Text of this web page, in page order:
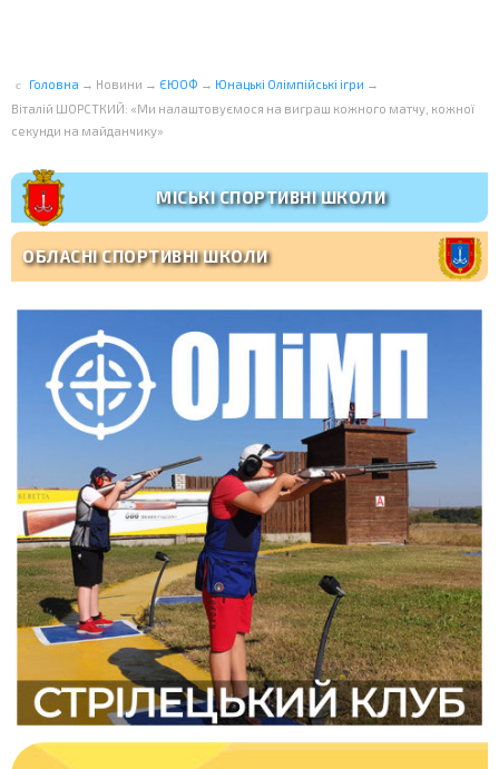
Головна → Новини → ЄЮОФ → Юнацькі Олімпійські ігри →
Віталій ШОРСТКИЙ: «Ми налаштовуємося на виграш кожного матчу, кожної
секунди на майданчику»
МІСЬКІ СПОРТИВНІ ШКОЛИ
ОБЛАСНІ СПОРТИВНІ ШКОЛИ